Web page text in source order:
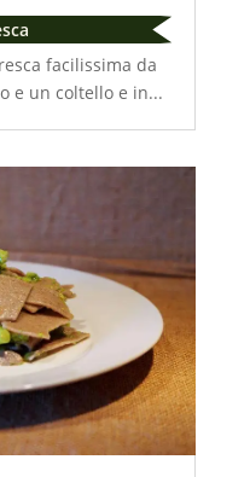
facilissima da
e un coltello e in...